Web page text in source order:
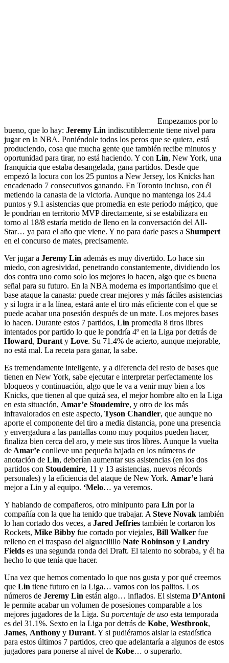
Empezamos por lo
bueno, que lo hay: Jeremy Lin indiscutiblemente tiene nivel para
jugar en la NBA. Poniéndole todos los peros que se quiera, está
produciendo, cosa que mucha gente que también recibe minutos y
oportunidad para tirar, no está haciendo. Y con Lin, New York, una
franquicia que estaba desangelada, gana partidos. Desde que
empezó la locura con los 25 puntos a New Jersey, los Knicks han
encadenado 7 consecutivos ganando. En Toronto incluso, con él
metiendo la canasta de la victoria. Aunque no mantenga los 24.4
puntos y 9.1 asistencias que promedia en este periodo mágico, que
le pondrían en territorio MVP directamente, si se estabilizara en
torno al 18/8 estaría metido de lleno en la conversación del All-
Star… ya para el año que viene. Y no para darle pases a Shumpert
en el concurso de mates, precisamente.
Ver jugar a Jeremy Lin además es muy divertido. Lo hace sin
miedo, con agresividad, penetrando constantemente, dividiendo los
dos contra uno como solo los mejores lo hacen, algo que es buena
señal para su futuro. En la NBA moderna es importantísimo que el
base ataque la canasta: puede crear mejores y más fáciles asistencias
y si logra ir a la línea, estará ante el tiro más eficiente con el que se
puede acabar una posesión después de un mate. Los mejores bases
lo hacen. Durante estos 7 partidos, Lin promedia 8 tiros libres
intentados por partido lo que le pondría 4º en la Liga por detrás de
Howard, Durant y Love. Su 71.4% de acierto, aunque mejorable,
no está mal. La receta para ganar, la sabe.
Es tremendamente inteligente, y a diferencia del resto de bases que
tienen en New York, sabe ejecutar e interpretar perfectamente los
bloqueos y continuación, algo que le va a venir muy bien a los
Knicks, que tienen al que quizá sea, el mejor hombre alto en la Liga
en esta situación, Amar’e Stoudemire, y otro de los más
infravalorados en este aspecto, Tyson Chandler, que aunque no
aporte el componente del tiro a media distancia, pone una presencia
y envergadura a las pantallas como muy poquitos pueden hacer,
finaliza bien cerca del aro, y mete sus tiros libres. Aunque la vuelta
de Amar’e conlleve una pequeña bajada en los números de
anotación de Lin, deberían aumentar sus asistencias (en los dos
partidos con Stoudemire, 11 y 13 asistencias, nuevos récords
personales) y la eficiencia del ataque de New York. Amar’e hará
mejor a Lin y al equipo. ‘Melo… ya veremos.
Y hablando de compañeros, otro minipunto para Lin por la
compañía con la que ha tenido que trabajar. A Steve Novak también
lo han cortado dos veces, a Jared Jeffries también le cortaron los
Rockets, Mike Bibby fue cortado por viejales, Bill Walker fue
relleno en el traspaso del alguacilillo Nate Robinson y Landry
Fields es una segunda ronda del Draft. El talento no sobraba, y él ha
hecho lo que tenía que hacer.
Una vez que hemos comentado lo que nos gusta y por qué creemos
que Lin tiene futuro en la Liga… vamos con los palitos. Los
números de Jeremy Lin están algo… inflados. El sistema D’Antoni
le permite acabar un volumen de posesiones comparable a los
mejores jugadores de la Liga. Su porcentaje de uso esta temporada
es del 31.1%. Sexto en la Liga por detrás de Kobe, Westbrook,
James, Anthony y Durant. Y si pudiéramos aislar la estadística
para estos últimos 7 partidos, creo que adelantaría a algunos de estos
jugadores para ponerse al nivel de Kobe… o superarlo.